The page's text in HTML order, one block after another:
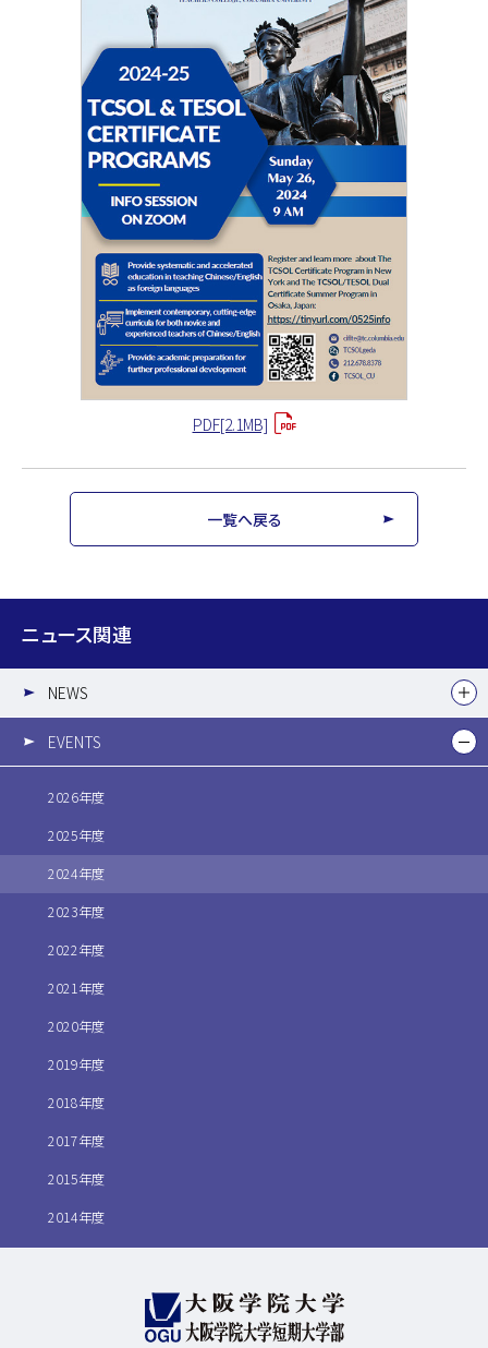
PDF[2.1MB]
一覧へ戻る
ニュース関連
NEWS
EVENTS
2026年度
2025年度
2024年度
2023年度
2022年度
2021年度
2020年度
2019年度
2018年度
2017年度
2015年度
2014年度